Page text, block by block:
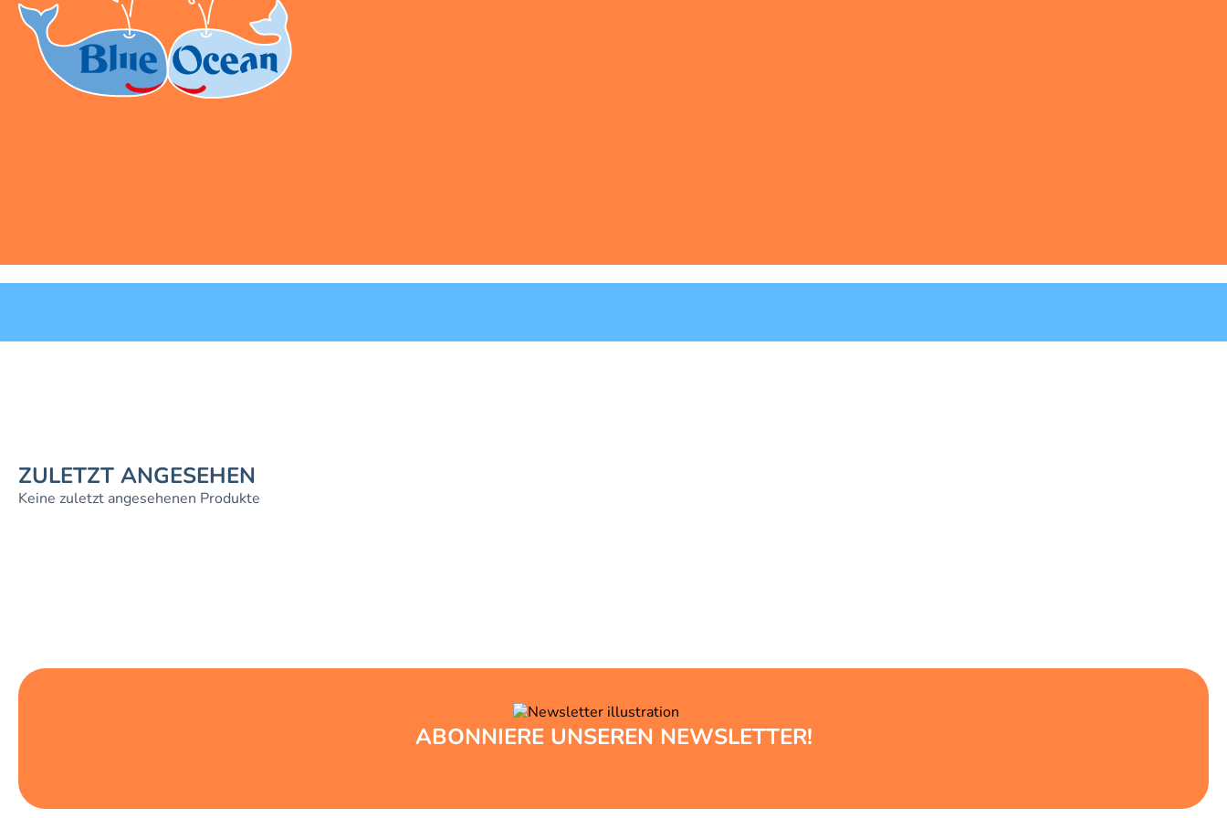
ZULETZT ANGESEHEN
Keine zuletzt angesehenen Produkte
ABONNIERE UNSEREN NEWSLETTER!